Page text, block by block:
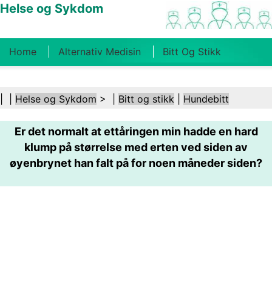
Helse og Sykdom
Home Alternativ Medisin Bitt Og Stikk
Kosthold Og Ernæring Familiehelse
Helsebransjen Psykisk Helse Folkehelse Og
Sikkerhet Kirurgi Og Prosedyrer Helse
Helse og Sykdom > | Bitt og stikk Hundebitt
Er det normalt at ettåringen min hadde en hard
klump på størrelse med erten ved siden av
øyenbrynet han falt på for noen måneder siden?